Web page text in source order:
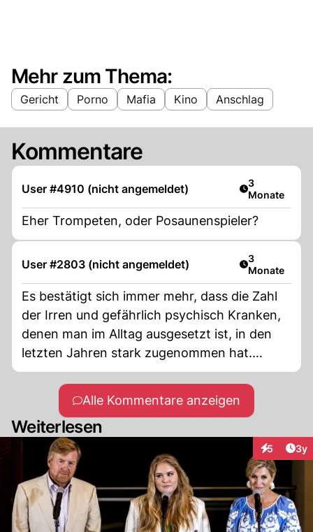
Mehr zum Thema:
Gericht Porno Mafia Kino Anschlag
Kommentare
User #4910 (nicht angemeldet) Artikel
3
Monate
Eher Trompeten, oder Posaunenspieler?
User #2803 (nicht angemeldet) Artikel
3
Monate
Es bestätigt sich immer mehr, dass die Zahl
der Irren und gefährlich psychisch Kranken,
denen man im Alltag ausgesetzt ist, in den
letzten Jahren stark zugenommen hat.
Warum bloss?
Alle Kommentare anzeigen
Weiterlesen
5 3y